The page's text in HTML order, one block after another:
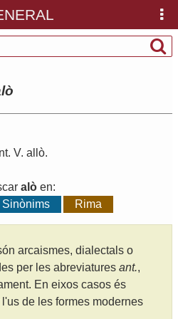
. V. allò.
alòen:
Sinònims Rima
arcaismes, dialectals o
per les abreviatures ant.,
En eixos casos és
de les formes modernes